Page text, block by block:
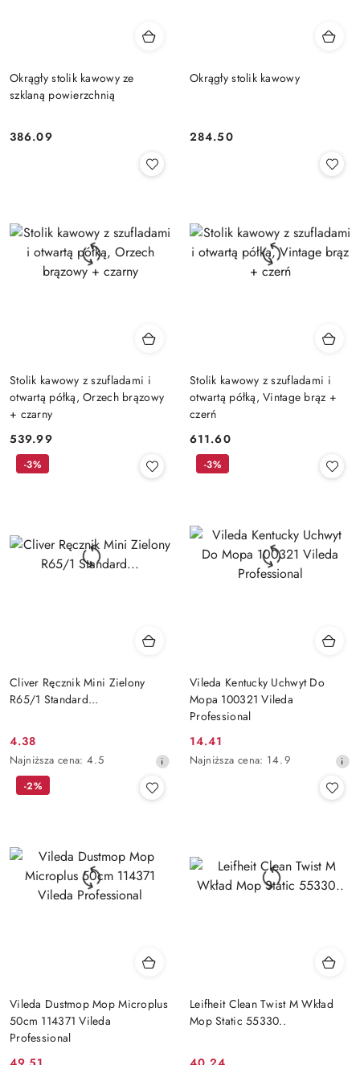
Okrągły stolik kawowy ze
szklaną powierzchnią
Cena:
386.09
Okrągły stolik kawowy
Cena:
284.50
Stolik kawowy z szufladami i
otwartą półką, Orzech brązowy
+ czarny
Cena:
539.99
Stolik kawowy z szufladami i
otwartą półką, Vintage brąz +
czerń
Cena:
611.60
Cliver Ręcznik Mini Zielony
R65/1 Standard...
Cena
promocyjna:
4.38
Najniższa
cena
obniżką
Najniższa cena: 4.5
-3%
Vileda Kentucky Uchwyt Do
Mopa 100321 Vileda
Professional
Cena
promocyjna:
14.41
Najniższa
Najniższa cena: 14.9
-3%
Vileda Dustmop Mop Microplus
50cm 114371 Vileda
Professional
-2%
Leifheit Clean Twist M Wkład
Mop Static 55330..